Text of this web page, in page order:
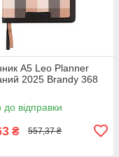
А5 Leo Planner
2025 Brandy 368
до відправки
₴ 557,37 ₴